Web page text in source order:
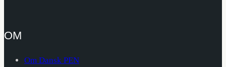
OM
Om Dansk PEN